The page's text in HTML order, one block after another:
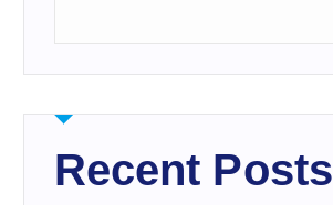
Recent Posts